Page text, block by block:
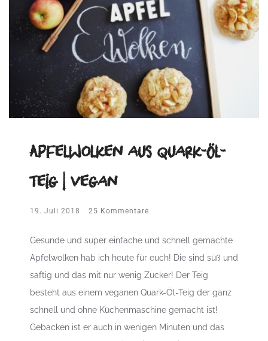
Apfelwolken aus Quark-Öl-
Teig | vegan
19. Juli 2018 25 Kommentare
Gesunde und super einfache und schnell gemachte
Apfelwolken hab ich heute für euch! Die sind süß und
saftig und das mit nur wenig Zucker! Der Teig
besteht aus einem veganen Quark-Öl-Teig der ganz
schnell und ohne Küchenmaschine gemacht ist!
Gebacken ist er auch in wenigen Minuten und das